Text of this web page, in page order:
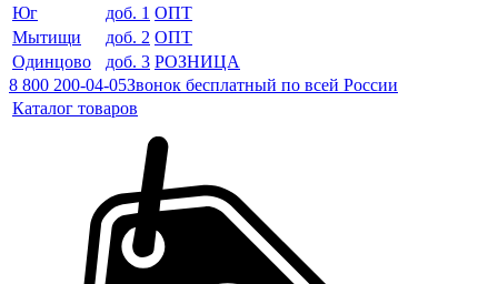
Юг
доб. 1 ОПТ
Мытищи
доб. 2 ОПТ
Одинцово
доб. 3 РОЗНИЦА
8 800 200-04-05Звонок бесплатный по всей России
Каталог товаров